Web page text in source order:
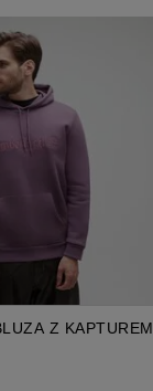
Z KAPTUREM